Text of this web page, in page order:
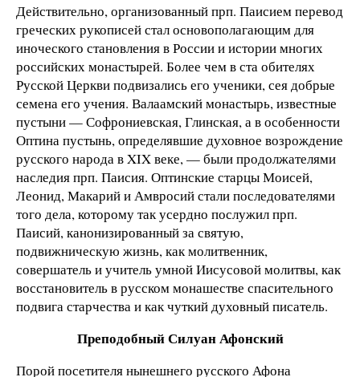
Действительно, организованный прп. Паисием перевод
греческих рукописей стал основополагающим для
иноческого становления в России и истории многих
российских монастырей. Более чем в ста обителях
Русской Церкви подвизались его ученики, сея добрые
семена его учения. Валаамский монастырь, известные
пустыни — Софрониевская, Глинская, а в особенности
Оптина пустынь, определявшие духовное возрождение
русского народа в XIX веке, — были продолжателями
наследия прп. Паисия. Оптинские старцы Моисей,
Леонид, Макарий и Амвросий стали последователями
того дела, которому так усердно послужил прп.
Паисий, канонизированный за святую,
подвижническую жизнь, как молитвенник,
совершатель и учитель умной Иисусовой молитвы, как
восстановитель в русском монашестве спасительного
подвига старчества и как чуткий духовный писатель.
Преподобный Силуан Афонский
Порой посетителя нынешнего русского Афона